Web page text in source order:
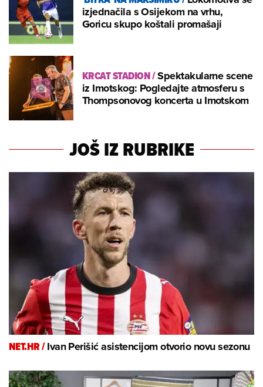
izjednačila s Osijekom na vrhu,
Goricu skupo koštali promašaji
KRCAT STADION/Spektakularne scene
iz Imotskog: Pogledajte atmosferu s
Thompsonovog koncerta u Imotskom
JOŠ IZ RUBRIKE
NET.HR /Ivan Perišić asistencijom otvorio novu sezonu